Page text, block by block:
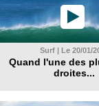
Surf | Le 20/01/
Quand l'une des
droites...